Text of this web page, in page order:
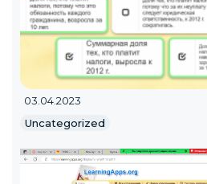
03.04.2023
Uncategorized